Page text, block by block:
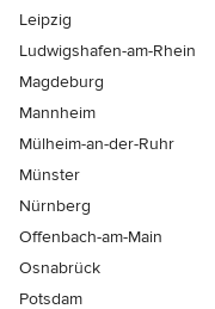
Leipzig
Ludwigshafen-am-Rhein
Magdeburg
Mannheim
Mülheim-an-der-Ruhr
Münster
Nürnberg
Offenbach-am-Main
Osnabrück
Potsdam